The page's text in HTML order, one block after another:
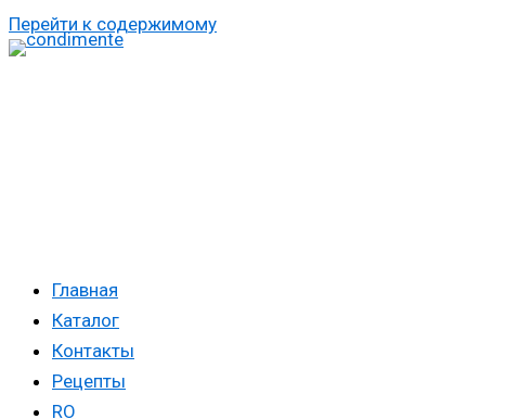
Перейти к содержимому
Главная
Каталог
Контакты
Рецепты
RO